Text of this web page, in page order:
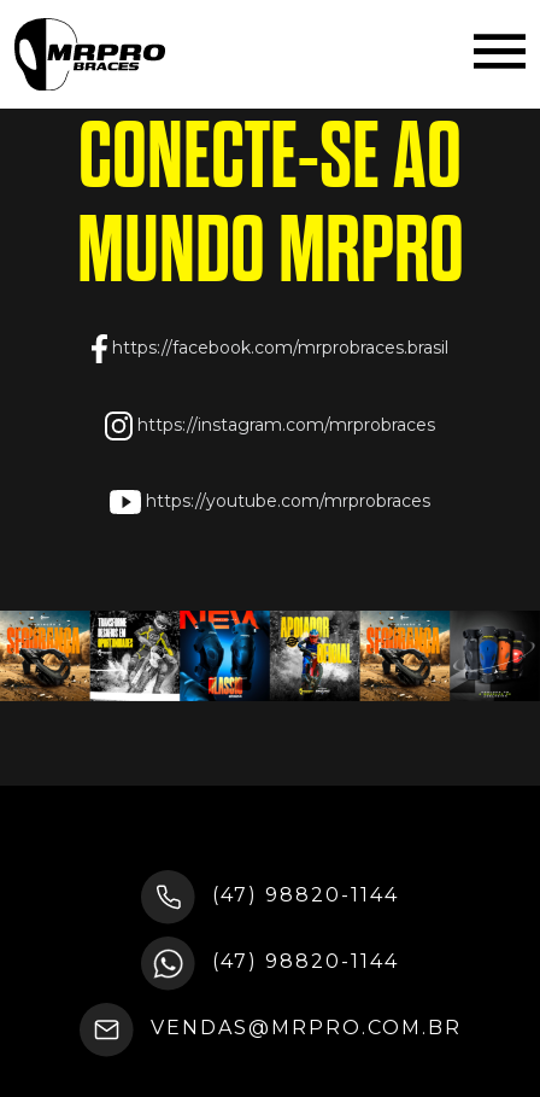
CONECTE-SE AO
MUNDOMRPRO
https://facebook.com/mrprobraces.brasil
https://instagram.com/mrprobraces
https://youtube.com/mrprobraces
(47) 98820-1144
(47) 98820-1144
VENDAS@MRPRO.COM.BR